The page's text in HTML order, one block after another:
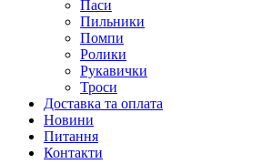
Паси
Пильники
Помпи
Ролики
Рукавички
Троси
Доставка та оплата
Новини
Питання
Контакти